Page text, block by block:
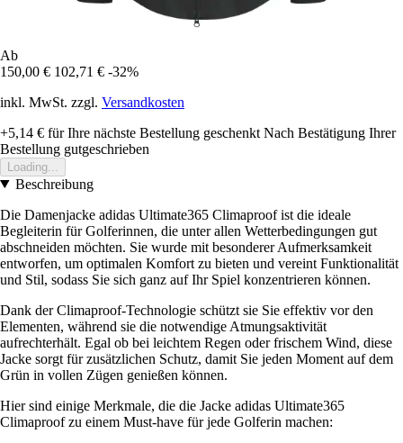
Ab
150,00 € 102,71 € -32%
inkl. MwSt. zzgl. Versandkosten
+5,14 € für Ihre nächste Bestellung geschenkt Nach Bestätigung Ihrer
Bestellung gutgeschrieben
Loading...
Beschreibung
Die Damenjacke adidas Ultimate365 Climaproof ist die ideale
Begleiterin für Golferinnen, die unter allen Wetterbedingungen gut
abschneiden möchten. Sie wurde mit besonderer Aufmerksamkeit
entworfen, um optimalen Komfort zu bieten und vereint Funktionalität
und Stil, sodass Sie sich ganz auf Ihr Spiel konzentrieren können.
Dank der Climaproof-Technologie schützt sie Sie effektiv vor den
Elementen, während sie die notwendige Atmungsaktivität
aufrechterhält. Egal ob bei leichtem Regen oder frischem Wind, diese
Jacke sorgt für zusätzlichen Schutz, damit Sie jeden Moment auf dem
Grün in vollen Zügen genießen können.
Hier sind einige Merkmale, die die Jacke adidas Ultimate365
Climaproof zu einem Must-have für jede Golferin machen: